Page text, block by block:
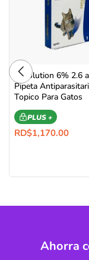
Revolution 6% 2.6
Pipeta
Topico Para Gatos
PLUS +
RD$1,170.00
Ahorra